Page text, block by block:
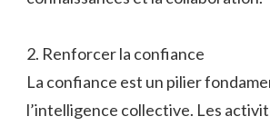
2. Renforcer la confiance
La confiance est un pilier
l’intelligence collective. Les